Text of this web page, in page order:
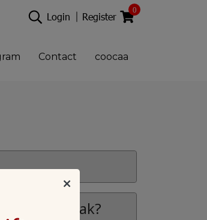
Login Register
0
Contact coocaa
rusak?